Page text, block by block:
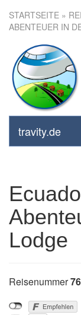
STARTSEITE »
ABENTEUER IN
travity.de
Lodge
Reisenummer